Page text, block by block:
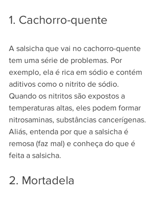
1. Cachorro-quente
A salsicha que vai no cachorro-quente
tem uma série de problemas. Por
exemplo, ela é rica em sódio e contém
aditivos como o nitrito de sódio.
Quando os nitritos são expostos a
temperaturas altas, eles podem formar
nitrosaminas, substâncias cancerígenas.
Aliás, entenda por que a salsicha é
remosa (faz mal) e conheça do que é
feita a salsicha.
2. Mortadela